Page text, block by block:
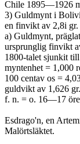
Chile 1895—1926
3) Guldmynt i
en finvikt av 2,8i
a) Guldmynt,
ursprunglig finvikt
1800-talet sjunkit
myntenhet = 1,000
100 centav os =
guldvikt av 1,626
f. n. = o. 16—17 öre.	N. L.
Esdrago'n, en
Malörtsläktet.